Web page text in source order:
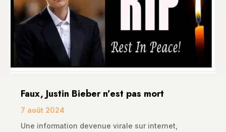
Faux, Justin Bieber n’est pas mort
7 août 2024
Une information devenue virale sur internet,